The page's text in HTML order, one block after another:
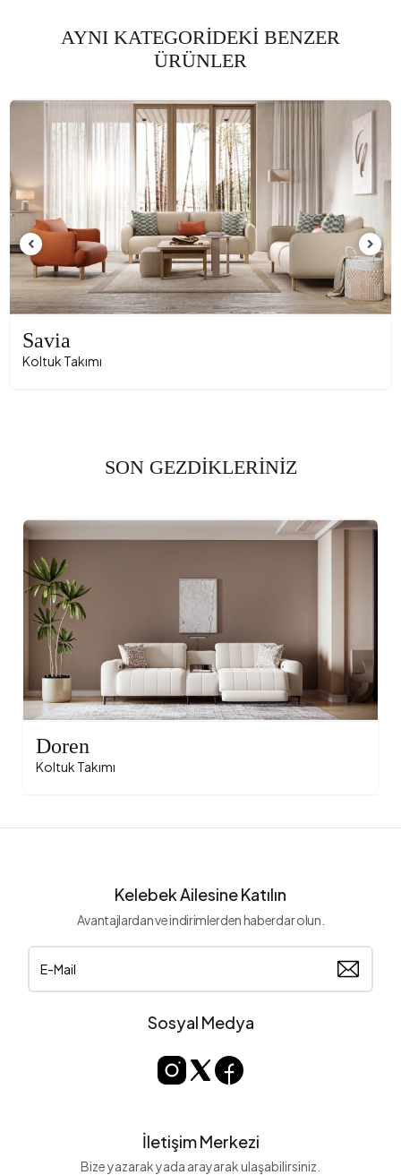
AYNI KATEGORİDEKİ BENZER
ÜRÜNLER
Savia
Koltuk Takımı
SON GEZDİKLERİNİZ
Doren
Koltuk Takımı
Kelebek Ailesine Katılın
Avantajlardan ve indirimlerden haberdar olun.
Sosyal Medya
İletişim Merkezi
Bize yazarak yada arayarak ulaşabilirsiniz.